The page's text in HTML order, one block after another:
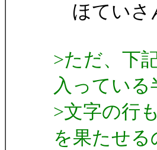
ほていさ
>ただ、下
入っている
>文字の行
を果たせる